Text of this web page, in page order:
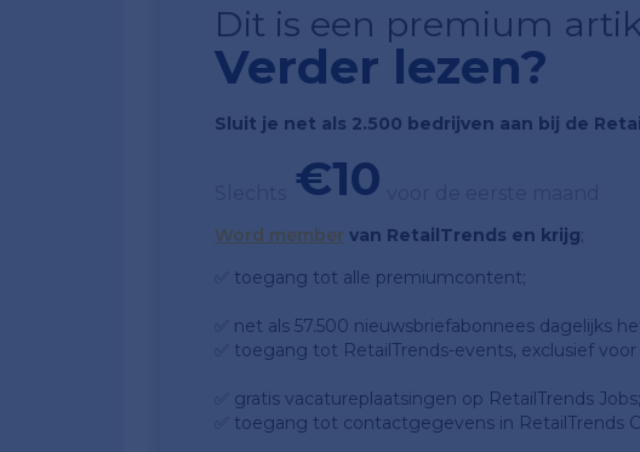
Dit is een premium
Verder lezen?
Sluit je net als 2.500 bedrijven aan bij de
€10
Word member van RetailTrends en krijg;
✅ toegang tot alle premiumcontent;
✅ net als 57.500 nieuwsbriefabonnees dagelijks
✅ toegang tot RetailTrends-events, exclusief
✅ gratis vacatureplaatsingen op RetailTrends Jobs;
✅ toegang tot contactgegevens in RetailTrends